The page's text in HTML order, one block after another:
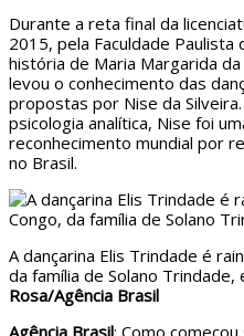
Durante a reta final da
2015, pela Faculdade
história de Maria Margarida
levou o conhecimento das
propostas por Nise da Silveira.
psicologia analítica, Nise foi
reconhecimento mundial por
no Brasil.
A dançarina Elis Trindade é
da família de Solano Trindade,
Rosa/Agência Brasil